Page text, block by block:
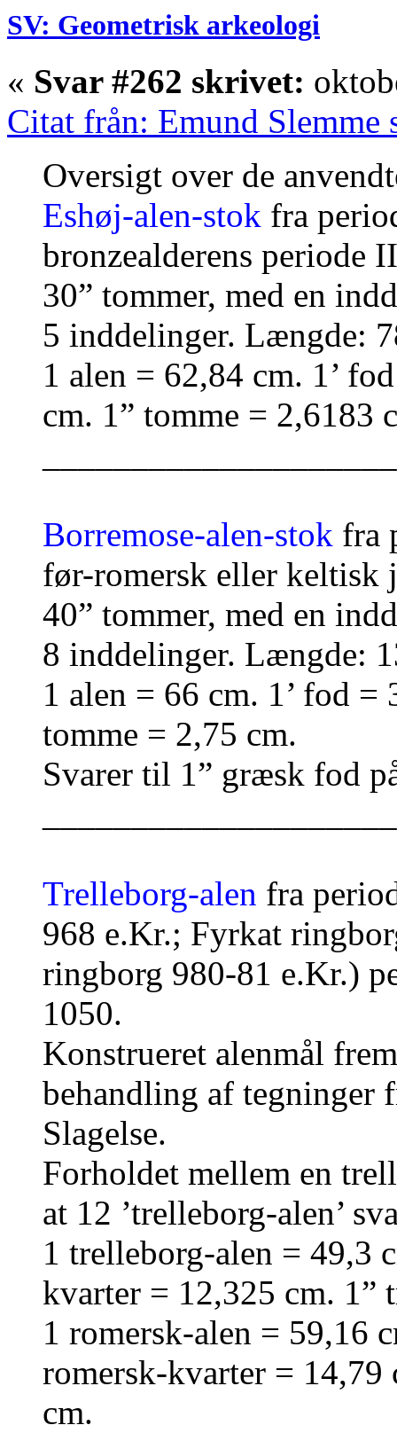
SV: Geometrisk arkeologi
« Svar #262 skrivet:
Citat från: Emund
Oversigt over de
Eshøj-alen-stok fra
bronzealderens periode
30” tommer, med en
5 inddelinger. Længde:
1 alen = 62,84 cm. 1’
cm. 1” tomme = 2,6183
Borremose-alen-stok fra
før-romersk eller keltisk
40” tommer, med en
8 inddelinger. Længde:
1 alen = 66 cm. 1’ fod
tomme = 2,75 cm.
Svarer til 1” græsk fod
Trelleborg-alen fra
968 e.Kr.; Fyrkat
ringborg 980-81 e.Kr.)
1050.
Konstrueret alenmål
behandling af tegninger
Slagelse.
Forholdet mellem en
at 12 ’trelleborg-alen’
1 trelleborg-alen = 49,3
kvarter = 12,325 cm. 1”
1 romersk-alen = 59,16
romersk-kvarter = 14,79
cm.